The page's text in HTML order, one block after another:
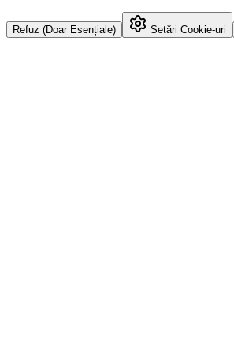
Refuz (Doar Esențiale) Setări Cookie-uri